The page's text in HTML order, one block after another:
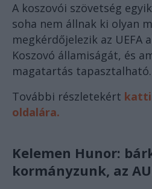
A koszovói szövetség
soha nem állnak ki olyan
megkérdőjelezik az UEFA
Koszovó államiságát, és
magatartás tapasztalható.
További részletekért
oldalára.
Kelemen Hunor:
kormányzunk, az